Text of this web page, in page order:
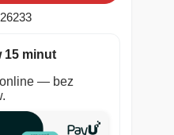
26233
15 minut
— bez